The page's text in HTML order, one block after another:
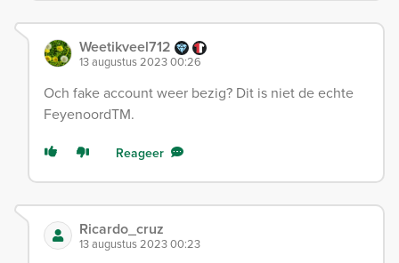
Weetikveel712
13 augustus 2023 00:26
Och fake account weer bezig? Dit is niet de echte
FeyenoordTM.
Reageer
Ricardo_cruz
13 augustus 2023 00:23